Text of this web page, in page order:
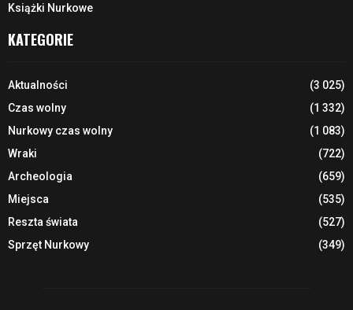
Książki Nurkowe
KATEGORIE
Aktualności
(3 025)
Czas wolny
(1 332)
Nurkowy czas wolny
(1 083)
Wraki
(722)
Archeologia
(659)
Miejsca
(535)
Reszta świata
(527)
Sprzęt Nurkowy
(349)